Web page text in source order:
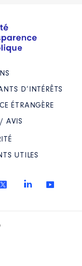
D’INTÉRÊTS
ÉTRANGÈRE
AVIS
UTILES